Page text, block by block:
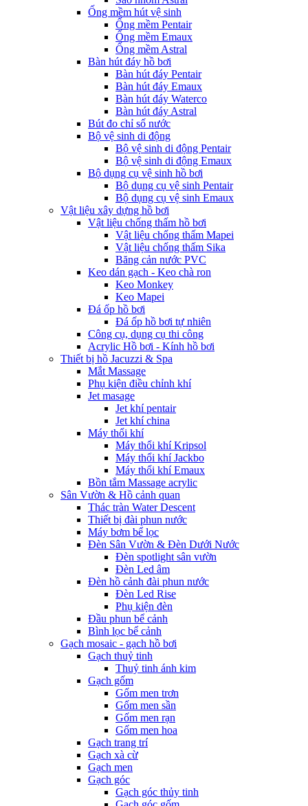
Ống mềm hút vệ sinh
Ống mềm Pentair
Ống mềm Emaux
Ống mềm Astral
Bàn hút đáy hồ bơi
Bàn hút đáy Pentair
Bàn hút đáy Emaux
Bàn hút đáy Waterco
Bàn hút đáy Astral
Bút đo chỉ số nước
Bộ vệ sinh di động
Bộ vệ sinh di động Pentair
Bộ vệ sinh di động Emaux
Bộ dụng cụ vệ sinh hồ bơi
Bộ dụng cụ vệ sinh Pentair
Bộ dụng cụ vệ sinh Emaux
Vật liệu xây dựng hồ bơi
Vật liệu chống thấm hồ bơi
Vật liệu chống thấm Mapei
Vật liệu chống thấm Sika
Băng cản nước PVC
Keo dán gạch - Keo chà ron
Keo Monkey
Keo Mapei
Đá ốp hồ bơi
Đá ốp hồ bơi tự nhiên
Công cụ, dụng cụ thi công
Acrylic Hồ bơi - Kính hồ bơi
Thiết bị hồ Jacuzzi & Spa
Mắt Massage
Phụ kiện điều chỉnh khí
Jet masage
Jet khí pentair
Jet khí china
Máy thổi khí
Máy thổi khí Kripsol
Máy thổi khí Jackbo
Máy thổi khí Emaux
Bồn tắm Massage acrylic
Sân Vườn & Hồ cảnh quan
Thác tràn Water Descent
Thiết bị đài phun nước
Máy bơm bể lọc
Đèn Sân Vườn & Đèn Dưới Nước
Đèn spotlight sân vườn
Đèn Led âm
Đèn hồ cảnh đài phun nước
Đèn Led Rise
Phụ kiện đèn
Đầu phun bể cảnh
Bình lọc bể cảnh
Gạch mosaic - gạch hồ bơi
Gạch thuỷ tinh
Thuỷ tinh ánh kim
Gạch gốm
Gốm men trơn
Gốm men sần
Gốm men rạn
Gốm men hoa
Gạch trang trí
Gạch xà cừ
Gạch men
Gạch góc
Gạch góc thủy tinh